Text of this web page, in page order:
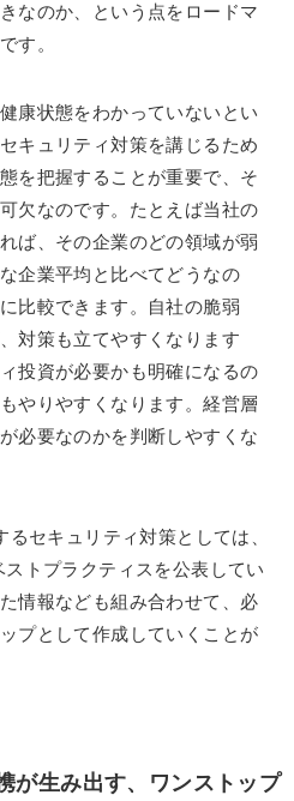
なのか、という点をロードマ
す。
康状態をわかっていないとい
キュリティ対策を講じるため
を把握することが重要で、そ
欠なのです。たとえば当社の
ば、その企業のどの領域が弱
企業平均と比べてどうなの
比較できます。自社の脆弱
対策も立てやすくなります
投資が必要かも明確になるの
やりやすくなります。経営層
必要なのかを判断しやすくな
セキュリティ対策としては、
トプラクティスを公表してい
情報なども組み合わせて、必
プとして作成していくことが
が生み出す、ワンストップ